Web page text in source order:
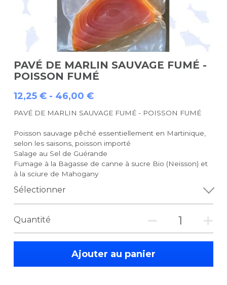
PAVÉ DE MARLIN SAUVAGE FUMÉ -
POISSON FUMÉ
12,25 € - 46,00 €
PAVÉ DE MARLIN SAUVAGE FUMÉ - POISSON FUMÉ
Poisson sauvage pêché essentiellement en Martinique,
selon les saisons, poisson importé
Salage au Sel de Guérande
Fumage à la Bagasse de canne à sucre Bio (Neisson) et
à la sciure de Mahogany
Sélectionner
Quantité
Ajouter au panier